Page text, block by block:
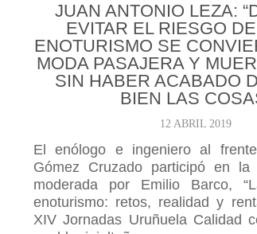
JUAN ANTONIO LEZA:
EVITAR EL RIESGO
ENOTURISMO SE
MODA PASAJERA Y
SIN HABER ACABADO
BIEN LAS
12 ABRIL 2019
El enólogo e ingeniero al
Gómez Cruzado participó en la
moderada por Emilio Barco,
enoturismo: retos, realidad y
XIV Jornadas Uruñuela Calidad